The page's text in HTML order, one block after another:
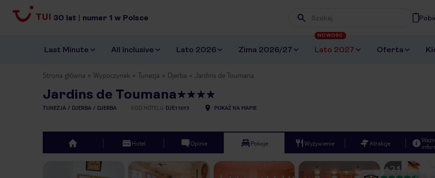
30 lat | numer 1 w Polsce Wpisz frazę, której szukasz
Last Minute All Inclusive Lato 2026 Zima 2026/27 Lato 2027
NOWOŚĆ
Oferta
Strona główna Wypoczynek Tunezja Djerba Jardins de Toumana
Jardins de Toumana
TUNEZJA DJERBA DJERBA KOD HOTELU DJE11015 POKAŻ NA MAPIE
top Hotel Opinie Pokoje Wyżywienie Atrakcje
Previous slide +21